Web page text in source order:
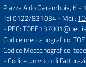
Piazza Aldo Garambois, 6-
Tel 0122/831034- Mail:
- PEC:
Codice meccanografico:
Codice Meccanografico:
- Codice Univoco di